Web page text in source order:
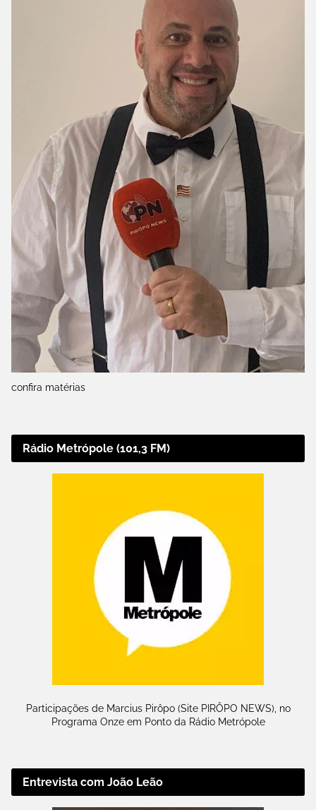
confira matérias
Rádio Metrópole (101,3 FM)
Participações de Marcius Pirôpo (Site PIRÔPO NEWS), no
Programa Onze em Ponto da Rádio Metrópole
Entrevista com João Leão